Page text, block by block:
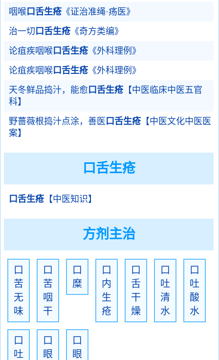
咽喉 口舌生疮《证治准绳·疡医》
治一切 口舌生疮《奇方类编》
论疽疾咽喉 口舌生疮《外科理例》
论疽疾咽喉 口舌生疮《外科理例》
天冬鲜品捣汁，能愈 口舌生疮【中医临床中医五官
科】
野蔷薇根捣汁点涂，善医 口舌生疮【中医文化中医医
案】
口舌生疮
口舌生疮【中医知识】
方剂主治
口
苦
无
味
口
苦
咽
干
口
糜
口
内
生
疮
口
舌
干
燥
口
吐
清
水
口
吐
酸
水
口
吐
口
眼
口
眼